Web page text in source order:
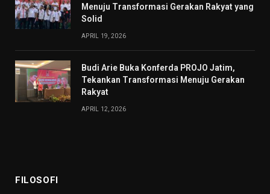
Menuju Transformasi Gerakan Rakyat yang
Solid
APRIL 19, 2026
Budi Arie Buka Konferda PROJO Jatim,
Tekankan Transformasi Menuju Gerakan
Rakyat
APRIL 12, 2026
FILOSOFI